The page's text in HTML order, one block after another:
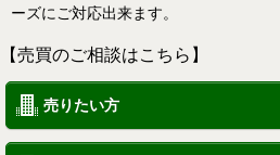
ーズにご対応出来ます。
【売買のご相談はこちら】
売りたい方